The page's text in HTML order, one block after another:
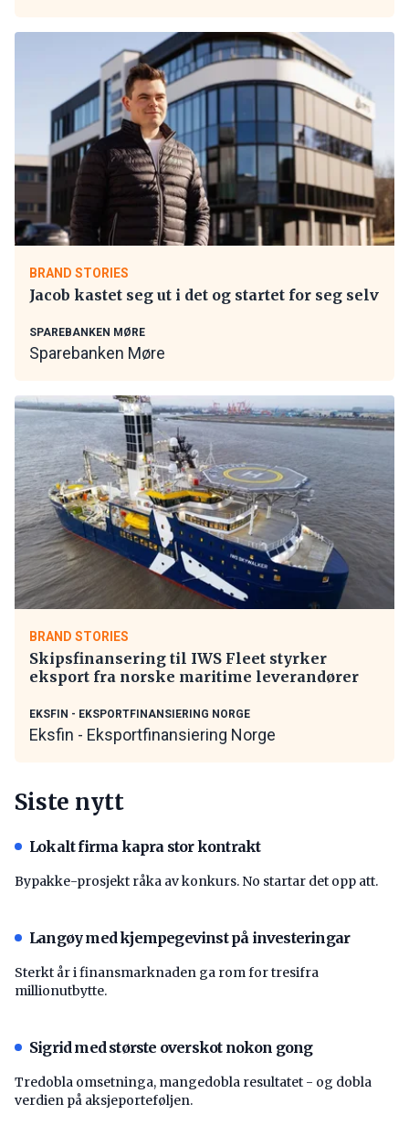
BRAND STORIES
Jacob kastet seg ut i det og startet for seg selv
SPAREBANKEN MØRE
Sparebanken Møre
BRAND STORIES
Skipsfinansering til IWS Fleet styrker
eksport fra norske maritime leverandører
EKSFIN - EKSPORTFINANSIERING NORGE
Eksfin - Eksportfinansiering Norge
Siste nytt
Lokalt firma kapra stor kontrakt
Bypakke-prosjekt råka av konkurs. No startar det opp att.
Langøy med kjempegevinst på investeringar
Sterkt år i finansmarknaden ga rom for tresifra
millionutbytte.
Sigrid med største overskot nokon gong
Tredobla omsetninga, mangedobla resultatet - og dobla
verdien på aksjeporteføljen.